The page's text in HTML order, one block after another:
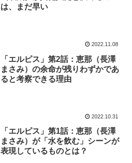
は、まだ早い
2022.11.08
「エルピス」第2話：恵那（長澤
まさみ）の余命が残りわずかであ
ると考察できる理由
2022.10.31
「エルピス」第1話：恵那（長澤
まさみ）が「水を飲む」シーンが
表現しているものとは？